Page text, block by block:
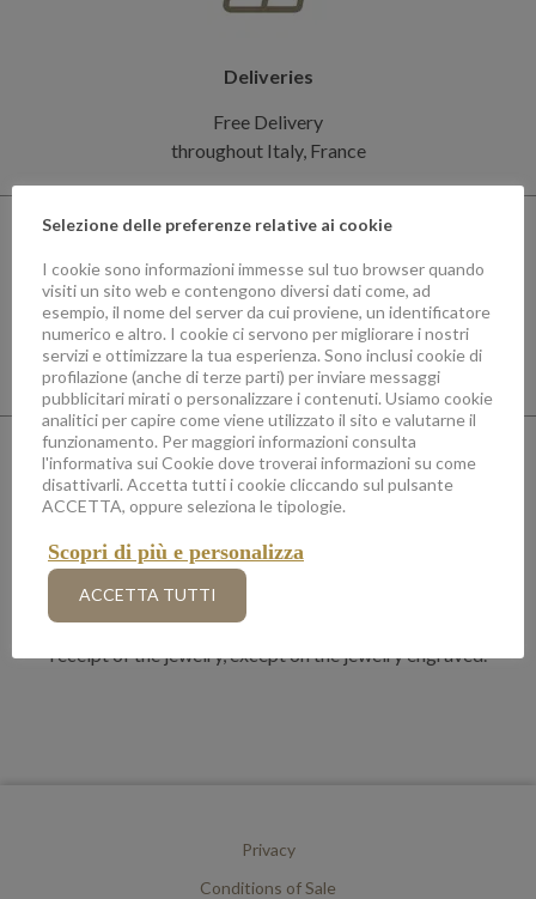
Deliveries
Free Delivery
throughout Italy, France
Need help?Per telefono +377 97 70 87 34 o per mail
customer.care@demetragioielli.com
Shipping and Returns
The mass, size, and Returns are offered within 7 days from the
receipt of the jewelry, except on the jewelry engraved.
Privacy
Conditions of Sale
Selezione delle preferenze relative ai cookie
I cookie sono informazioni immesse sul tuo browser quando
visiti un sito web e contengono diversi dati come, ad
esempio, il nome del server da cui proviene, un identificatore
numerico e altro. I cookie ci servono per migliorare i nostri
servizi e ottimizzare la tua esperienza. Sono inclusi cookie di
profilazione (anche di terze parti) per inviare messaggi
pubblicitari mirati o personalizzare i contenuti. Usiamo cookie
analitici per capire come viene utilizzato il sito e valutarne il
funzionamento. Per maggiori informazioni consulta
l'informativa sui Cookie dove troverai informazioni su come
disattivarli. Accetta tutti i cookie cliccando sul pulsante
ACCETTA, oppure seleziona le tipologie.
Scopri di più e personalizza
ACCETTA TUTTI